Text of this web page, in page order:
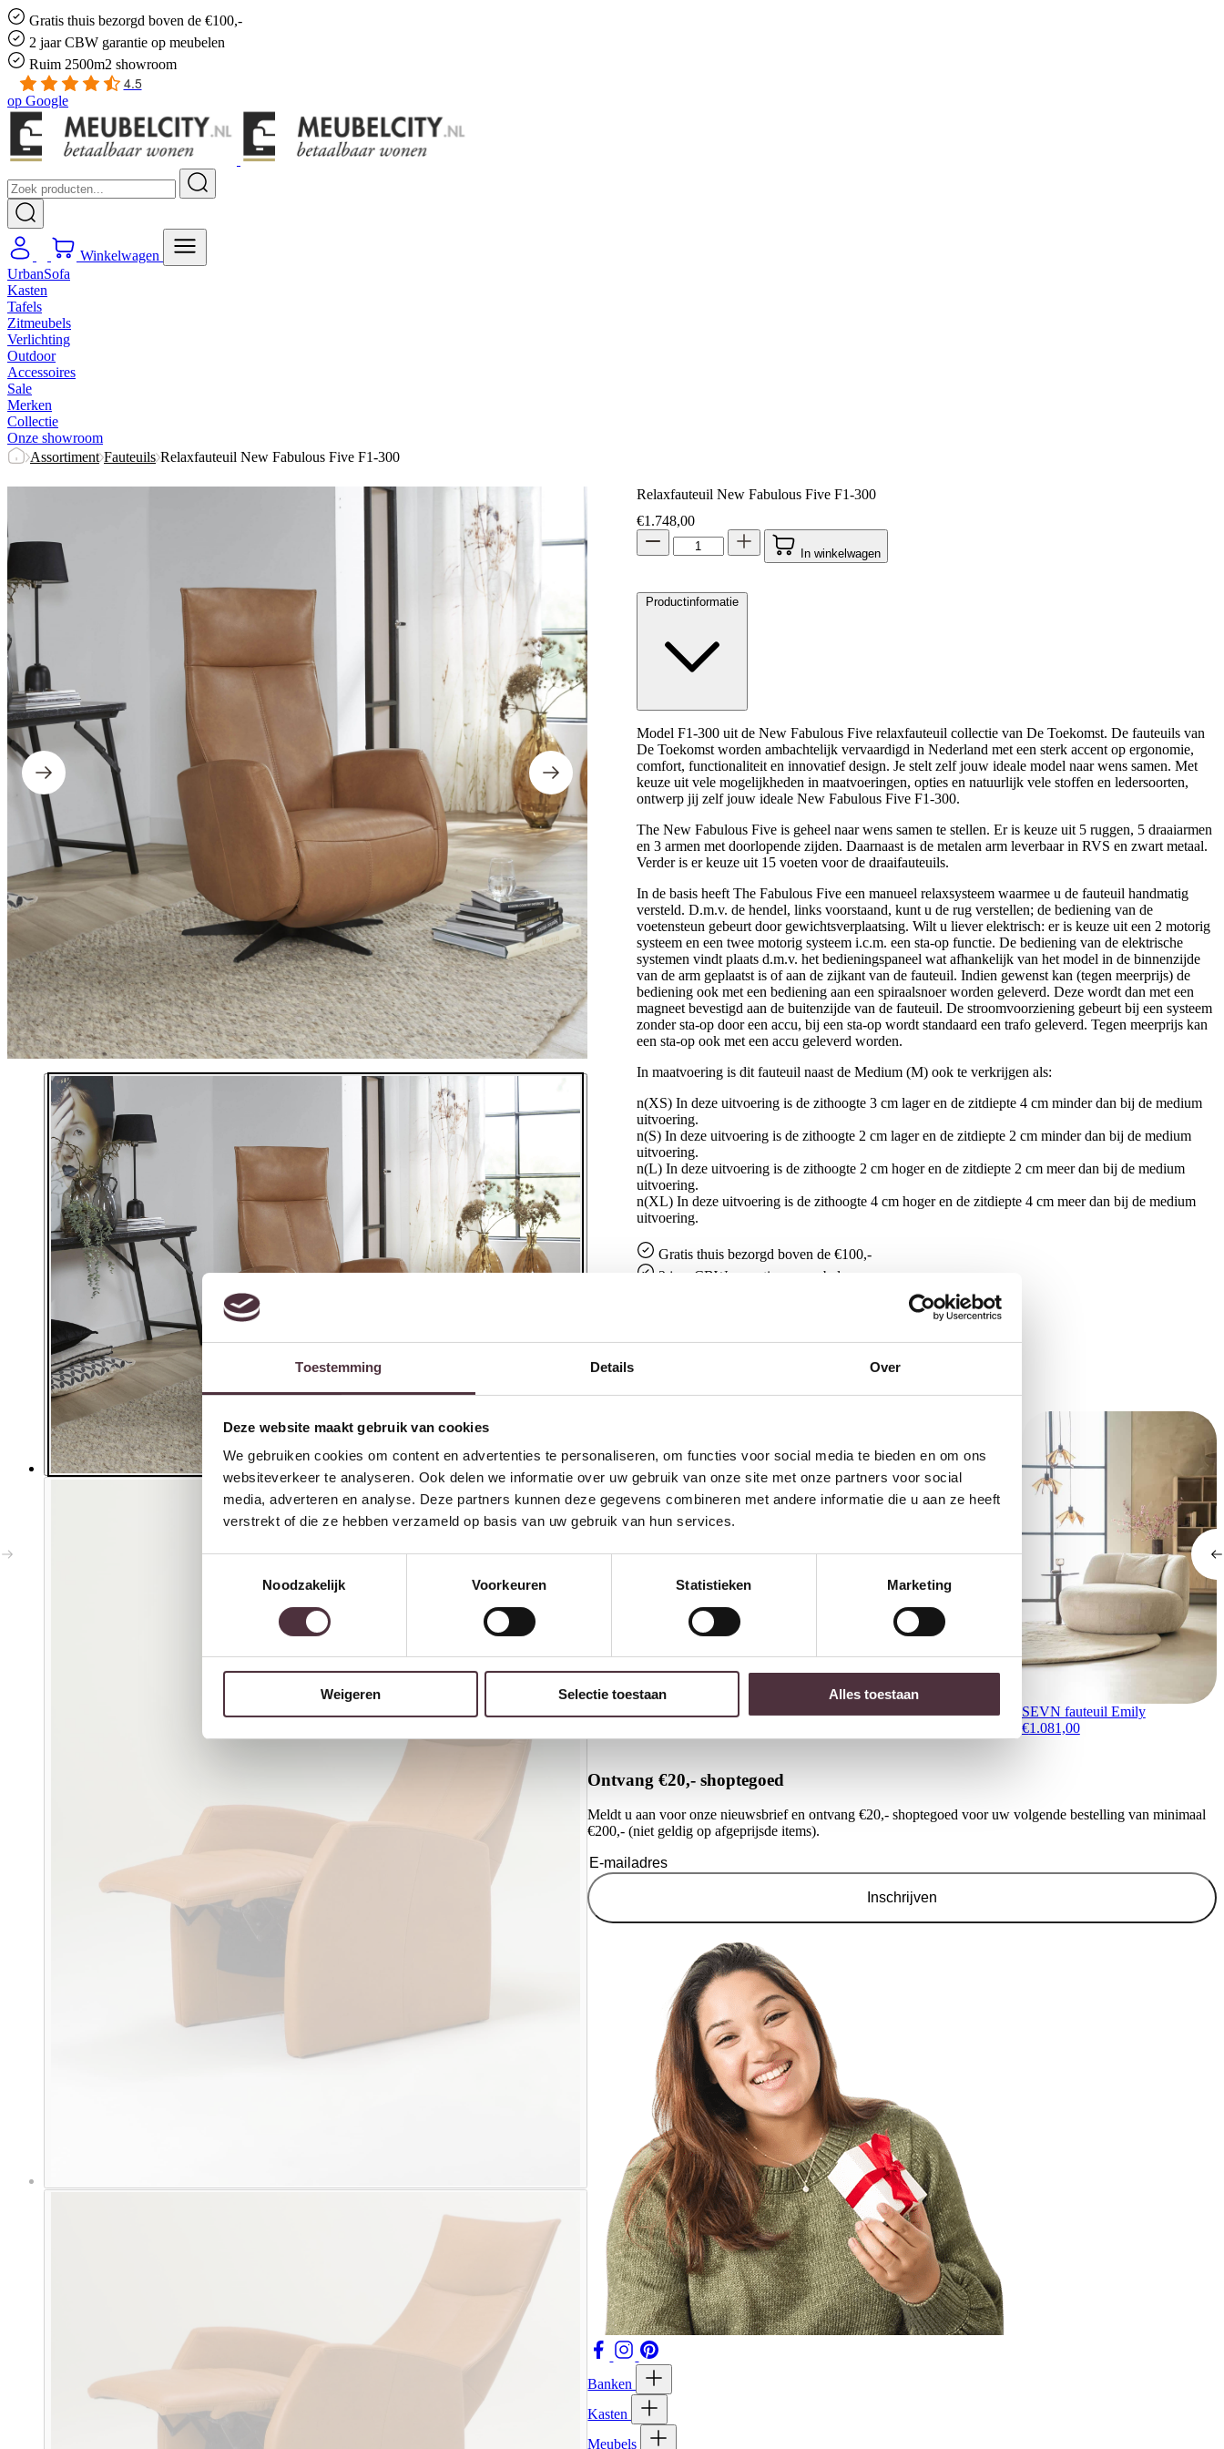
Toestemming Details Over
Deze website maakt gebruik van cookies
We gebruiken cookies om content en advertenties te personaliseren, om functies voor social media te bieden en om ons
websiteverkeer te analyseren. Ook delen we informatie over uw gebruik van onze site met onze partners voor social
media, adverteren en analyse. Deze partners kunnen deze gegevens combineren met andere informatie die u aan ze heeft
verstrekt of die ze hebben verzameld op basis van uw gebruik van hun services.
Noodzakelijk
Voorkeuren Statistieken Marketing
Weigeren Selectie toestaan Alles toestaan
Gratis thuis bezorgd boven de €100,-
2 jaar CBW garantie op meubelen
Ruim 2500m2 showroom
4.5
op Google
Winkelwagen
UrbanSofa
Kasten
Tafels
Zitmeubels
Verlichting
Outdoor
Accessoires
Sale
Merken
Collectie
Onze showroom
Assortiment Fauteuils Relaxfauteuil New Fabulous Five F1-300
Relaxfauteuil New Fabulous Five F1-300
€1.748,00
In winkelwagen
Productinformatie
Model F1-300 uit de New Fabulous Five relaxfauteuil collectie van De Toekomst. De fauteuils van
De Toekomst worden ambachtelijk vervaardigd in Nederland met een sterk accent op ergonomie,
comfort, functionaliteit en innovatief design. Je stelt zelf jouw ideale model naar wens samen. Met
keuze uit vele mogelijkheden in maatvoeringen, opties en natuurlijk vele stoffen en ledersoorten,
ontwerp jij zelf jouw ideale New Fabulous Five F1-300.
The New Fabulous Five is geheel naar wens samen te stellen. Er is keuze uit 5 ruggen, 5 draaiarmen
en 3 armen met doorlopende zijden. Daarnaast is de metalen arm leverbaar in RVS en zwart metaal.
Verder is er keuze uit 15 voeten voor de draaifauteuils.
In de basis heeft The Fabulous Five een manueel relaxsysteem waarmee u de fauteuil handmatig
versteld. D.m.v. de hendel, links voorstaand, kunt u de rug verstellen; de bediening van de
voetensteun gebeurt door gewichtsverplaatsing. Wilt u liever elektrisch: er is keuze uit een 2 motorig
systeem en een twee motorig systeem i.c.m. een sta-op functie. De bediening van de elektrische
systemen vindt plaats d.m.v. het bedieningspaneel wat afhankelijk van het model in de binnenzijde
van de arm geplaatst is of aan de zijkant van de fauteuil. Indien gewenst kan (tegen meerprijs) de
bediening ook met een bediening aan een spiraalsnoer worden geleverd. Deze wordt dan met een
magneet bevestigd aan de buitenzijde van de fauteuil. De stroomvoorziening gebeurt bij een systeem
zonder sta-op door een accu, bij een sta-op wordt standaard een trafo geleverd. Tegen meerprijs kan
een sta-op ook met een accu geleverd worden.
In maatvoering is dit fauteuil naast de Medium (M) ook te verkrijgen als:
n(XS) In deze uitvoering is de zithoogte 3 cm lager en de zitdiepte 4 cm minder dan bij de medium
uitvoering.
n(S) In deze uitvoering is de zithoogte 2 cm lager en de zitdiepte 2 cm minder dan bij de medium
uitvoering.
n(L) In deze uitvoering is de zithoogte 2 cm hoger en de zitdiepte 2 cm meer dan bij de medium
uitvoering.
n(XL) In deze uitvoering is de zithoogte 4 cm hoger en de zitdiepte 4 cm meer dan bij de medium
uitvoering.
Gratisthuis bezorgd boven de €100,-
2 jaar CBW
garantie
op meubelen
Interessant voor jou
SEVN fauteuil Marissa met arm
SEVN fauteuil Emily
€1.081,00
Ontvang €20,- shoptegoed
Meldt u aan voor onze nieuwsbrief en ontvang €20,- shoptegoed voor uw volgende bestelling van minimaal
€200,- (niet geldig op afgeprijsde items).
Inschrijven
Banken
Kasten
Meubels